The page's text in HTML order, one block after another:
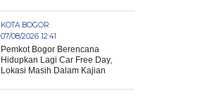
KOTA BOGOR
07/08/2026 12:41
Pemkot Bogor Berencana
Hidupkan Lagi Car Free Day,
Lokasi Masih Dalam Kajian